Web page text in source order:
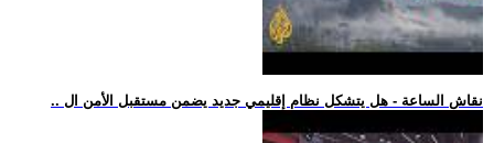
.. نقاش الساعة - هل يتشكل نظام إقليمي جديد يضمن مستقبل الأمن ال